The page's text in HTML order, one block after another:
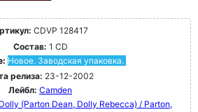
CDVP 128417
Состав: 1 CD
Новое. Заводская упаковка.
релиза: 23-12-2002
Лейбл: Camden
(Parton Dean, Dolly Rebecca) / Parton,